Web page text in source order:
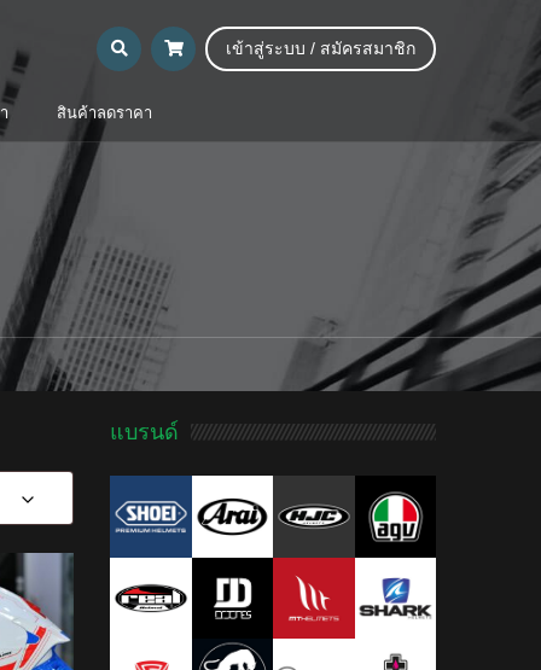
เข้าสู่ระบบ / สมัครสมาชิก
สินค้าลดราคา
แบรนด์